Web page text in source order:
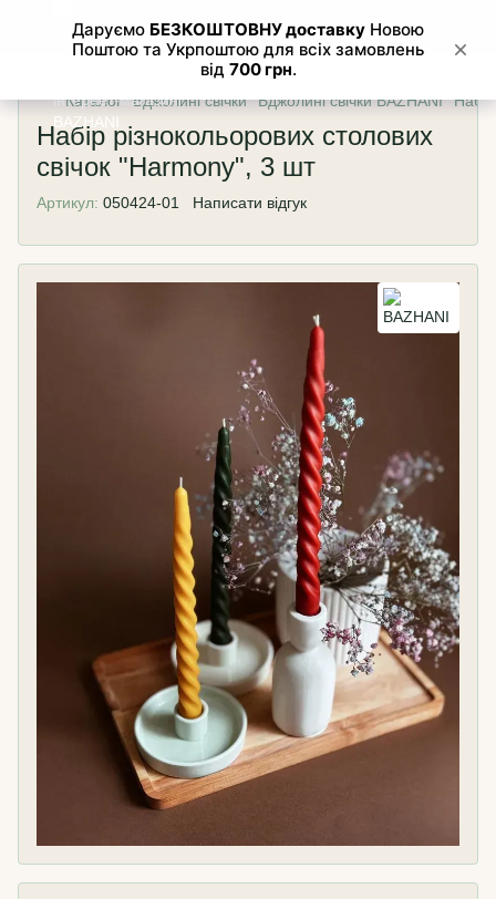
Каталог Бджолині свічки Бджолині свічки BAZHANI
Набір різнокольорових столових
свічок "Harmony", 3 шт
Артикул: 050424-01 Написати відгук